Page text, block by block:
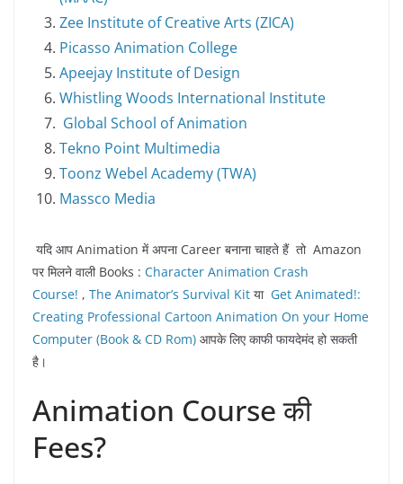
Zee Institute of Creative Arts (ZICA)
Picasso Animation College
Apeejay Institute of Design
Whistling Woods International Institute
Global School of Animation
Tekno Point Multimedia
Toonz Webel Academy (TWA)
Massco Media
यदि आप Animation में अपना Career बनाना चाहते हैं तो Amazon
पर मिलने वाली Books : Character Animation Crash
Course! , The Animator’s Survival Kit या Get Animated!:
Creating Professional Cartoon Animation On your Home
Computer (Book & CD Rom) आपके लिए काफी फायदेमंद हो सकती
है।
Animation Course की
Fees?